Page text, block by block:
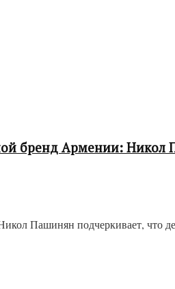
бренд Армении: Никол
Пашинян подчеркивает, что